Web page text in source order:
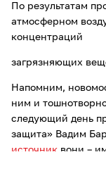
По результатам
атмосферном
концентраций
загрязняющих
Напомним,
ним и
следующий день
защита» Вадим
источник вони –